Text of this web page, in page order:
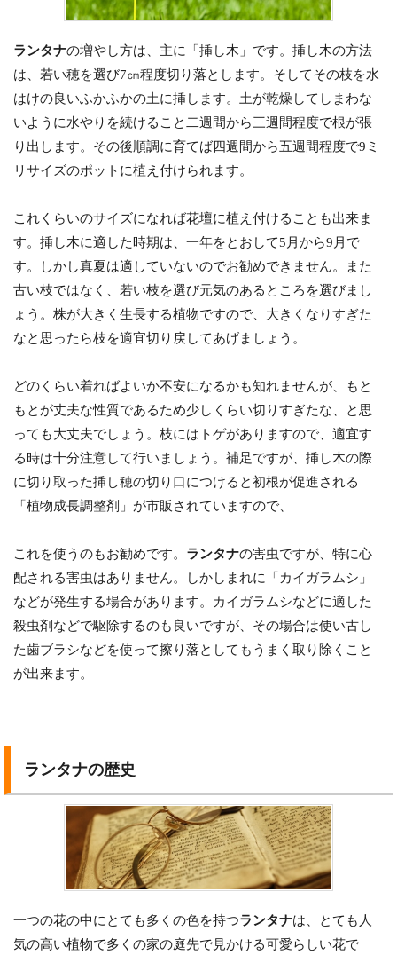
ランタナの増やし方は、主に「挿し木」です。挿し木の方法
は、若い穂を選び7㎝程度切り落とします。そしてその枝を水
はけの良いふかふかの土に挿します。土が乾燥してしまわな
いように水やりを続けること二週間から三週間程度で根が張
り出します。その後順調に育てば四週間から五週間程度で9ミ
リサイズのポットに植え付けられます。
これくらいのサイズになれば花壇に植え付けることも出来ま
す。挿し木に適した時期は、一年をとおして5月から9月で
す。しかし真夏は適していないのでお勧めできません。また
古い枝ではなく、若い枝を選び元気のあるところを選びまし
ょう。株が大きく生長する植物ですので、大きくなりすぎた
なと思ったら枝を適宜切り戻してあげましょう。
どのくらい着ればよいか不安になるかも知れませんが、もと
もとが丈夫な性質であるため少しくらい切りすぎたな、と思
っても大丈夫でしょう。枝にはトゲがありますので、適宜す
る時は十分注意して行いましょう。補足ですが、挿し木の際
に切り取った挿し穂の切り口につけると初根が促進される
「植物成長調整剤」が市販されていますので、
これを使うのもお勧めです。 ランタナの害虫ですが、特に心
配される害虫はありません。しかしまれに「カイガラムシ」
などが発生する場合があります。カイガラムシなどに適した
殺虫剤などで駆除するのも良いですが、その場合は使い古し
た歯ブラシなどを使って擦り落としてもうまく取り除くこと
が出来ます。
ランタナの歴史
一つの花の中にとても多くの色を持つランタナは、とても人
気の高い植物で多くの家の庭先で見かける可愛らしい花で